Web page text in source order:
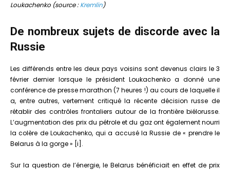
Loukachenko (source :Kremlin)
De nombreux sujets de discorde avec la
Russie
Les différends entre les deux pays voisins sont devenus clairs le 3
février dernier lorsque le président Loukachenko a donné une
conférence de presse marathon (7 heures !) au cours de laquelle il
a, entre autres, vertement critiqué la récente décision russe de
rétablir des contrôles frontaliers autour de la frontière biélorusse.
L’augmentation des prix du pétrole et du gaz ont également nourri
la colère de Loukachenko, qui a accusé la Russie de « prendre le
Belarus à la gorge » [i].
Sur la question de l’énergie, le Belarus bénéficiait en effet de prix